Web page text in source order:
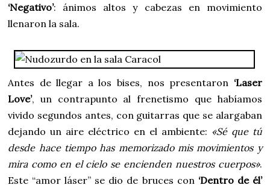
‘Negativo’: ánimos altos y cabezas en movimiento
llenaron la sala.
Antes de llegar a los bises, nos presentaron ‘Laser
Love’, un contrapunto al frenetismo que habíamos
vivido segundos antes, con guitarras que se alargaban
dejando un aire eléctrico en el ambiente: «Sé que tú
desde hace tiempo has memorizado mis movimientos y
mira como en el cielo se encienden nuestros cuerpos».
Este “amor láser” se dio de bruces con ‘Dentro de él’